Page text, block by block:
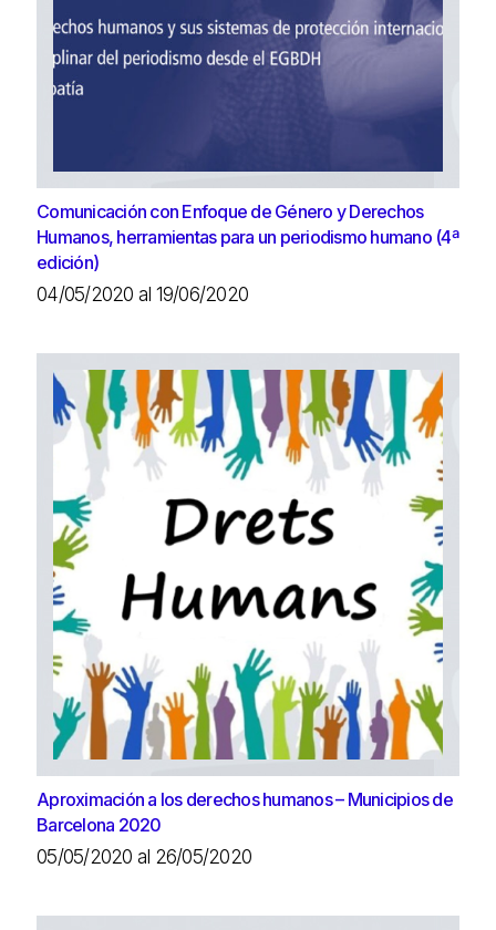
Comunicación con Enfoque de Género y Derechos
Humanos, herramientas para un periodismo humano (4ª
edición)
04/05/2020 al 19/06/2020
Aproximación a los derechos humanos – Municipios de
Barcelona 2020
05/05/2020 al 26/05/2020